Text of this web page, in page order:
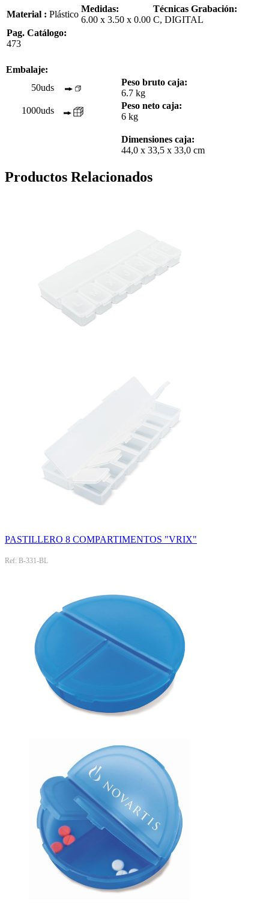
Material : Plástico
Medidas:
6.00 x 3.50 x 0.00
Técnicas Grabación:
C, DIGITAL
Pag. Catálogo:
473
Embalaje:
50uds
Peso bruto caja:
6.7 kg
1000uds
Peso neto caja:
6 kg
Dimensiones caja:
44,0 x 33,5 x 33,0 cm
Productos Relacionados
PASTILLERO 8 COMPARTIMENTOS "VRIX"
Ref: B-331-BL